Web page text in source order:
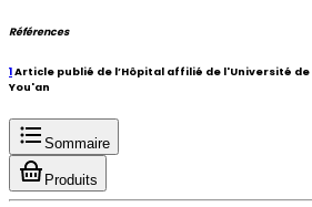
Références
1Article publié de l’Hôpital affilié de l'Université
You'an
Sommaire
Produits